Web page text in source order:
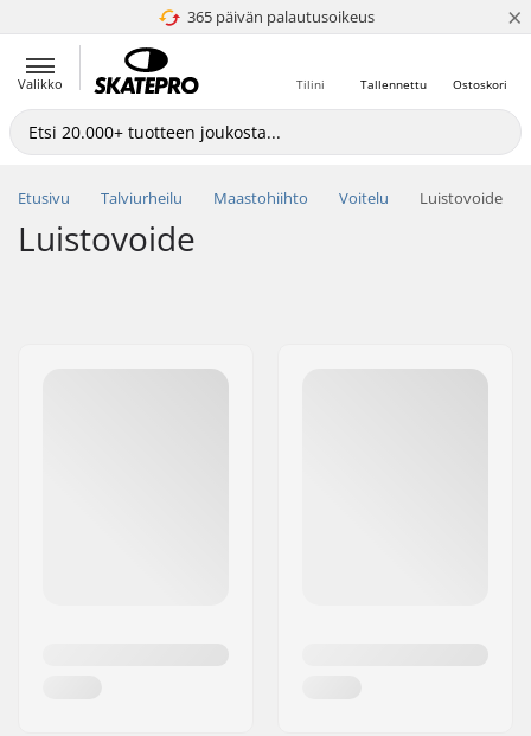
365 päivän palautusoikeus
4.8 / 5 ×
Valikko Ostoskori
Tallennettu
Tilini
Etusivu Talviurheilu Maastohiihto Voitelu Luistovoide
Luistovoide